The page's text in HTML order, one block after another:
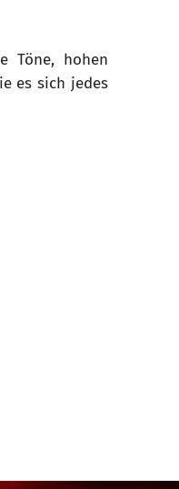
Töne, hohen
es sich jedes